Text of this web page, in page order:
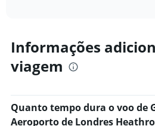
Informações
viagem
Quanto tempo dura o voo de
Aeroporto de Londres